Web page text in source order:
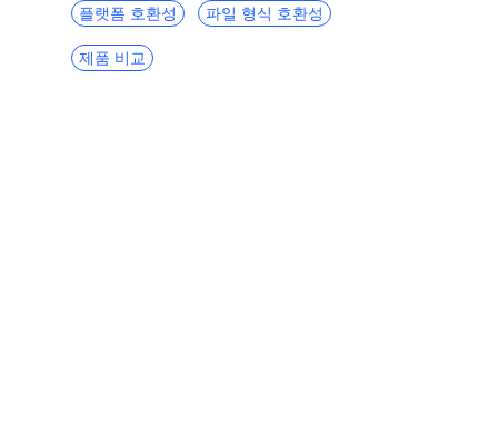
플랫폼 호환성 파일 형식 호환성
제품 비교